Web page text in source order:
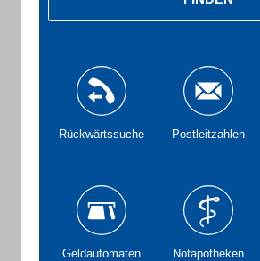
Rückwärtssuche Postleitzahlen
Geldautomaten Notapotheken